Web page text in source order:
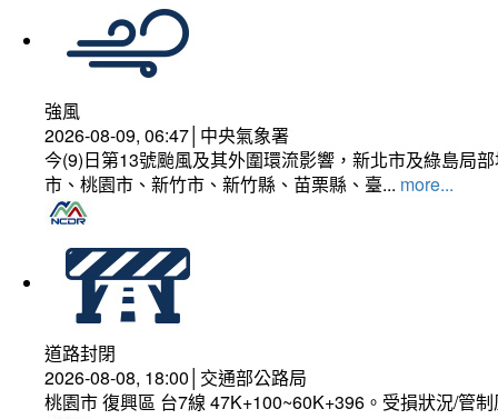
強風
2026-08-09, 06:47│中央氣象署
今(9)日第13號颱風及其外圍環流影響，新北市及綠島局
市、桃園市、新竹市、新竹縣、苗栗縣、臺... more...
道路封閉
2026-08-08, 18:00│交通部公路局
桃園市 復興區 台7線 47K+100~60K+396。受損狀況/管